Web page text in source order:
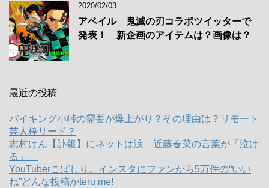
2020/02/03
アベイル 鬼滅の刃コラボツイッターで
発表！ 新企画のアイテムは？画像は？
最近の投稿
バイキング小峠の需要が爆上がり？その理由は？リモート
芸人枠リード？
志村けん【訃報】にネットは涙 近藤春菜の言葉が「泣け
る」。
YouTuberこばしり。インスタにファンから5万件の“いい
ね”どんな投稿かteru me!